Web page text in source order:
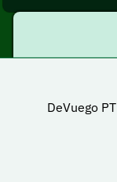
DeVuego